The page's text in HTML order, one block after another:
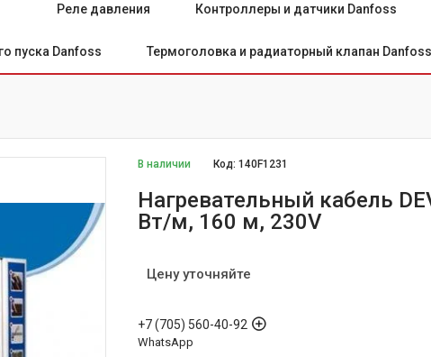
Реле давления Контроллеры и датчики Danfoss
пуска Danfoss Термоголовка и радиаторный клапан Danfoss
В наличии Код:140F1231
Нагревательный кабель
Вт/м, 160 м, 230V
Цену уточняйте
+7 (705) 560-40-92
WhatsApp